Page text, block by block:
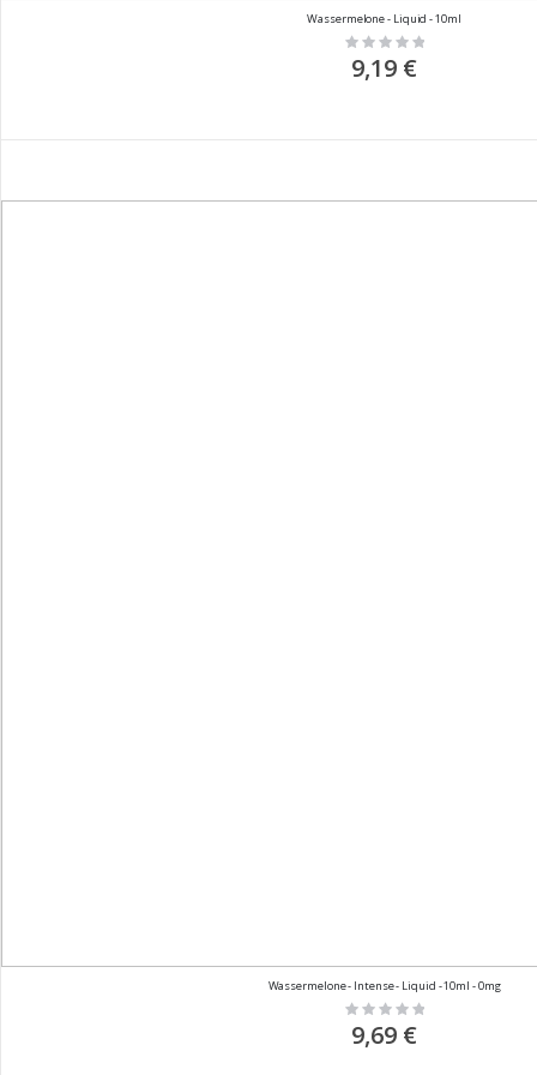
Wassermelone - Liquid - 10ml
Rating:
0%
9,19 €
Wassermelone - Intense - Liquid - 10ml - 0mg
Rating:
9,69 €